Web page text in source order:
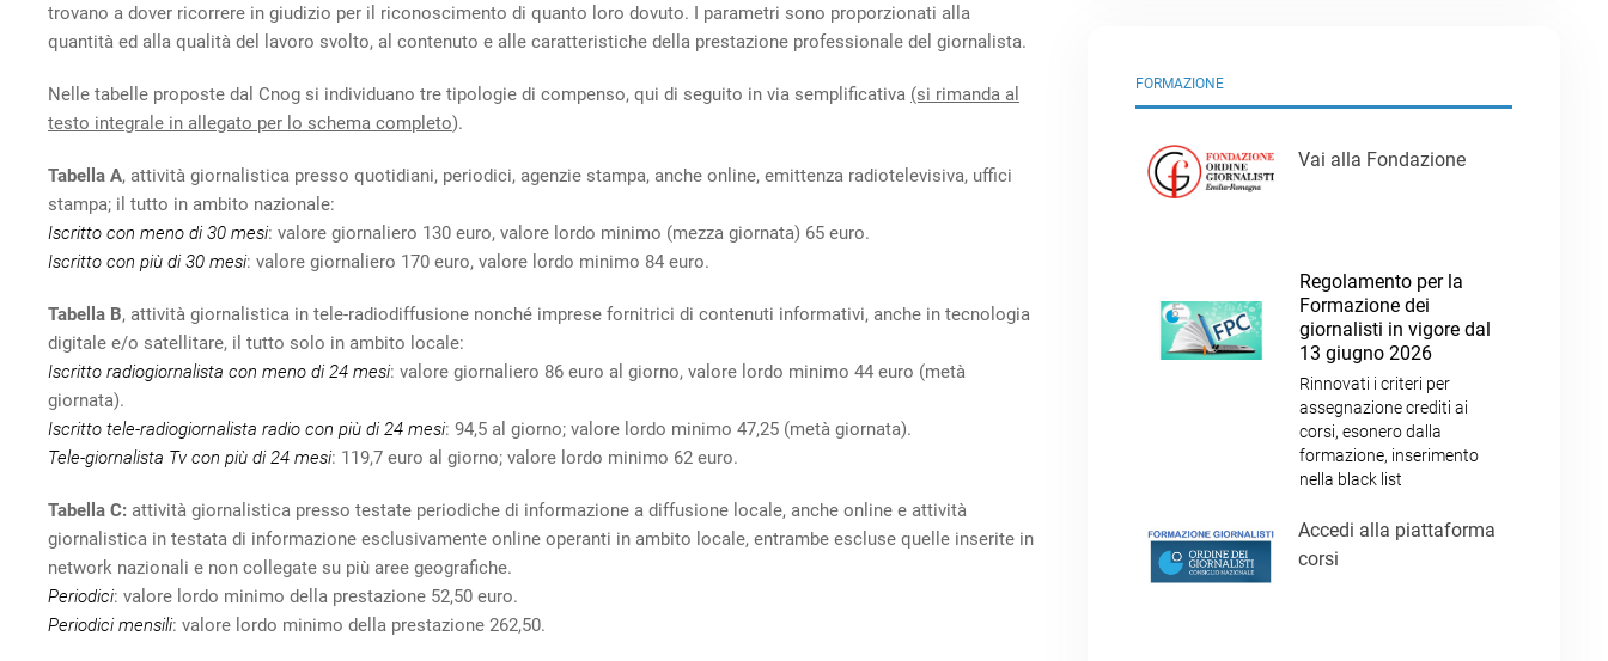
trovano a dover ricorrere in giudizio per il riconoscimento di quanto loro dovuto. I parametri sono proporzionati alla
quantità ed alla qualità del lavoro svolto, al contenuto e alle caratteristiche della prestazione professionale del giornalista.
Nelle tabelle proposte dal Cnog si individuano tre tipologie di compenso, qui di seguito in via semplificativa (si rimanda al
testo integrale in allegato per lo schema completo).
Tabella A, attività giornalistica presso quotidiani, periodici, agenzie stampa, anche online, emittenza radiotelevisiva, uffici
stampa; il tutto in ambito nazionale:
Iscritto con meno di 30 mesi: valore giornaliero 130 euro, valore lordo minimo (mezza giornata) 65 euro.
Iscritto con più di 30 mesi: valore giornaliero 170 euro, valore lordo minimo 84 euro.
Tabella B, attività giornalistica in tele-radiodiffusione nonché imprese fornitrici di contenuti informativi, anche in tecnologia
digitale e/o satellitare, il tutto solo in ambito locale:
Iscritto radiogiornalista con meno di 24 mesi: valore giornaliero 86 euro al giorno, valore lordo minimo 44 euro (metà
giornata).
Iscritto tele-radiogiornalista radio con più di 24 mesi: 94,5 al giorno; valore lordo minimo 47,25 (metà giornata).
Tele-giornalista Tv con più di 24 mesi: 119,7 euro al giorno; valore lordo minimo 62 euro.
Tabella C: attività giornalistica presso testate periodiche di informazione a diffusione locale, anche online e attività
giornalistica in testata di informazione esclusivamente online operanti in ambito locale, entrambe escluse quelle inserite in
network nazionali e non collegate su più aree geografiche.
Periodici: valore lordo minimo della prestazione 52,50 euro.
Periodici mensili: valore lordo minimo della prestazione 262,50.
FORMAZIONE
Vai alla Fondazione
Regolamento per la
Formazione dei
giornalisti in vigore dal
13 giugno 2026
Rinnovati i criteri per
assegnazione crediti ai
corsi, esonero dalla
formazione, inserimento
nella black list
Accedi alla piattaforma
corsi